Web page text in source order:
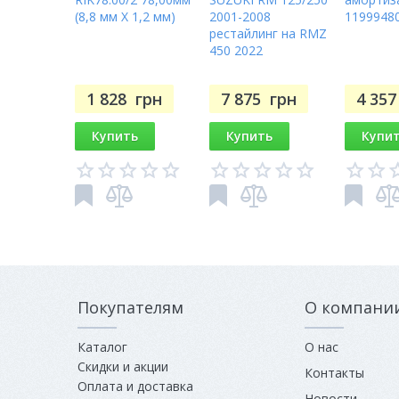
PIAGGIO/VESPA Typhoon
50 (Kat Aria) [2001-2010]
50 2T euro2 [2010-2012]
PIAGGIO/VESPA Zip
50 [1992-2010]
50 2T [2000-2013]
50SP (EU2) [2006-2013]
(8,8 мм X 1,2 мм)
1 828 грн
Купить
2001-2008
рестайлинг на RMZ
450 2022
7 875 грн
Купить
4 357
Покупателям
Каталог
Скидки и акции
Оплата и доставка
О
О нас
Контакты